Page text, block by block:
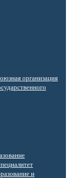
организация
и